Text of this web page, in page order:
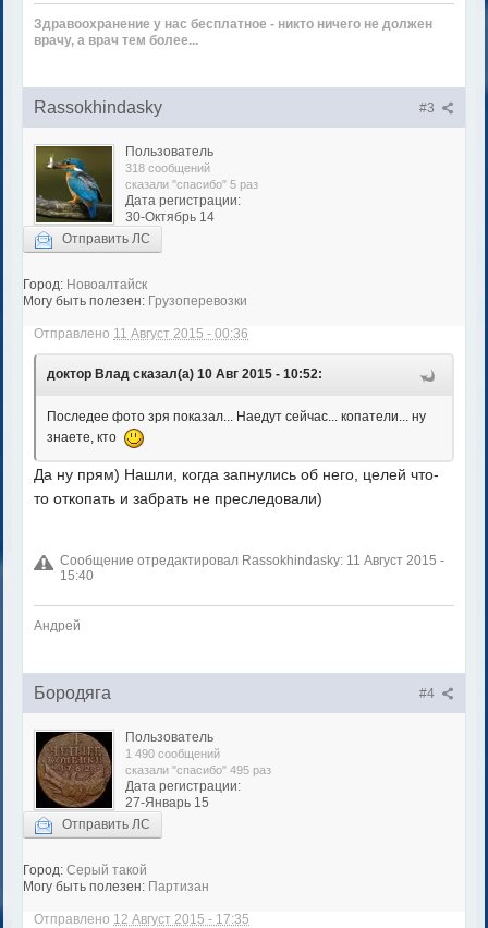
Здравоохранение у нас бесплатное - никто ничего не должен
врачу, а врач тем более...
#3
Rassokhindasky
Пользователь
318 сообщений
сказали "спасибо" 5 раз
Дата регистрации:
30-Октябрь 14
Отправить ЛС
Город: Новоалтайск
Могу быть полезен: Грузоперевозки
Отправлено 11 Август 2015 - 00:36
доктор Влад сказал(а) 10 Авг 2015 - 10:52:
Последее фото зря показал... Наедут сейчас... копатели... ну
знаете, кто
Да ну прям) Нашли, когда запнулись об него, целей что-
то откопать и забрать не преследовали)
Сообщение отредактировал Rassokhindasky: 11 Август 2015 -
15:40
Андрей
#4
Бородяга
Пользователь
1 490 сообщений
сказали "спасибо" 495 раз
Дата регистрации:
27-Январь 15
Отправить ЛС
Город: Серый такой
Могу быть полезен: Партизан
Отправлено 12 Август 2015 - 17:35